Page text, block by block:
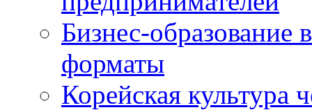
Бизнес-образование
форматы
Корейская культура